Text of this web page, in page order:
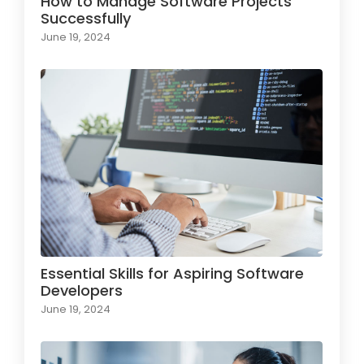
Successfully
June 19, 2024
Essential Skills for Aspiring Software
Developers
June 19, 2024